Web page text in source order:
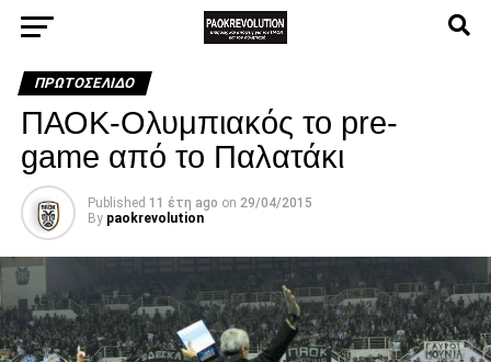
ΠΡΩΤΟΣΈΛΙΔΟ
ΠΑΟΚ-Ολυμπιακός το pre-
game από το Παλατάκι
Published 11 έτη ago on 29/04/2015
By paokrevolution